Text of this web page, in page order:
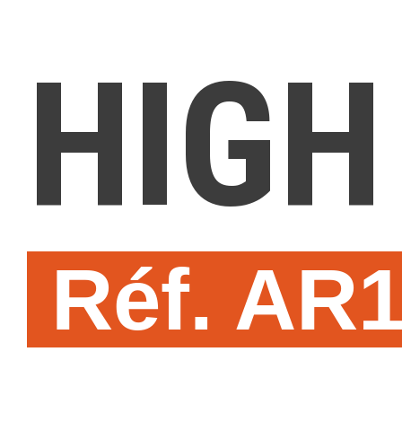
Réf.